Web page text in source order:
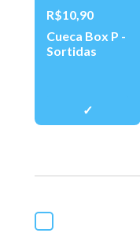
R$10,90
Cueca Box P -
Sortidas